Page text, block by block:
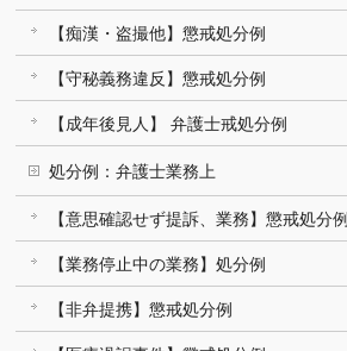
【痴漢・盗撮他】懲戒処分例
【守秘義務違反】懲戒処分例
【成年後見人】 弁護士戒処分例
処分例：弁護士業務上
【意思確認せず提訴、業務】懲戒処分例
【業務停止中の業務】処分例
【非弁提携】懲戒処分例